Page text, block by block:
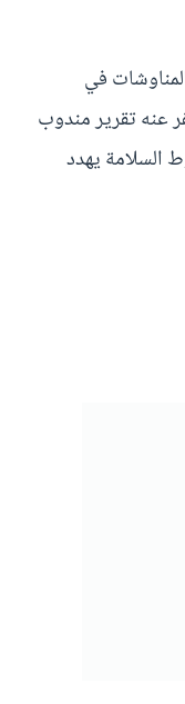
في
عنه تقرير مندوب
السلامة يهدد